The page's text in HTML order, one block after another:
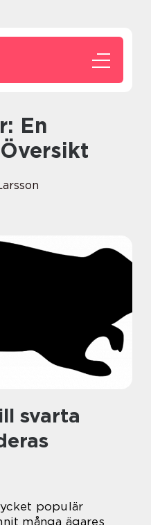
svarta
populär
många ägares